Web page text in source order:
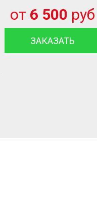
от 6 500 руб
ЗАКАЗАТЬ